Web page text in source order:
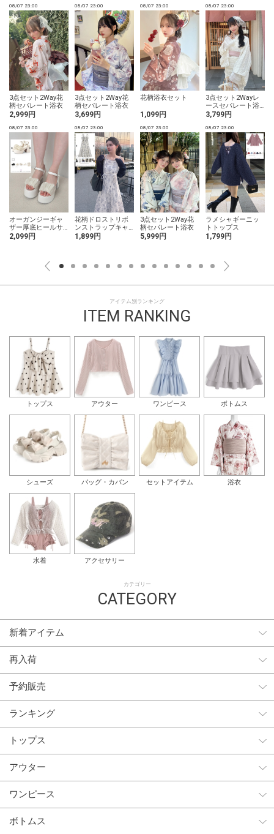
08/07 23:00
3点セット2Way花
柄セパレート浴衣
2,999円
08/07 23:00
3点セット2Way花
柄セパレート浴衣
3,699円
08/07 23:00
花柄浴衣セット
1,099円
08/07 23:00
3点セット2Wayレ
ースセパレート浴
衣
3,799円
08/07 23:00
オーガンジーギャ
ザー厚底ヒールサ
ンダル
2,099円
08/07 23:00
花柄ドロストリボ
ンストラップキャ
ミワンピース
1,899円
08/07 23:00
3点セット2Way花
柄セパレート浴衣
5,999円
08/07 23:00
ラメシャギーニッ
トトップス
1,799円
アイテム別ランキング
ITEM RANKING
トップス アウター ワンピース ボトムス
シューズ バッグ・カバン セットアイテム 浴衣
水着 アクセサリー
カテゴリー
CATEGORY
新着アイテム
再入荷
予約販売
ランキング
トップス
アウター
ワンピース
ボトムス